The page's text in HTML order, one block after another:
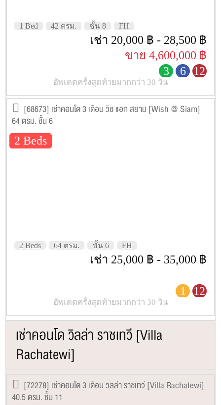
1 Bed 42 ตรม. ชั้น 8 FH
เช่า 20,000 ฿ - 28,500 ฿
ขาย 4,600,000 ฿
3
6 12
อัพเดตครั้งสุดท้ายมากกว่า 30 วัน
[68673] เช่าคอนโด 3 เดือน วิช แอท สยาม [Wish @ Siam]
64 ตรม. ชั้น 6
2 Beds
2 Beds 64 ตรม. ชั้น 6 FH
เช่า 25,000 ฿ - 35,000 ฿
1 12
อัพเดตครั้งสุดท้ายมากกว่า 30 วัน
เช่าคอนโด วิลล่า ราชเทวี [Villa
Rachatewi]
[72278] เช่าคอนโด 3 เดือน วิลล่า ราชเทวี [Villa Rachatewi]
40.5 ตรม. ชั้น 11